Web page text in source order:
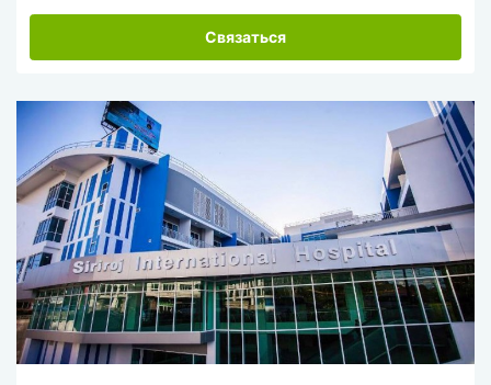
Связаться